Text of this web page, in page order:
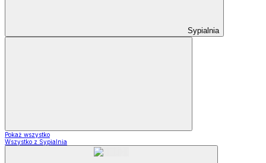
Sypialnia
Pokaż wszystko
Wszystko z Sypialnia